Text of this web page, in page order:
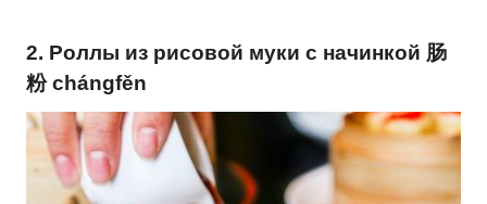
2. Роллы из рисовой муки с начинкой 肠
粉 chángfěn